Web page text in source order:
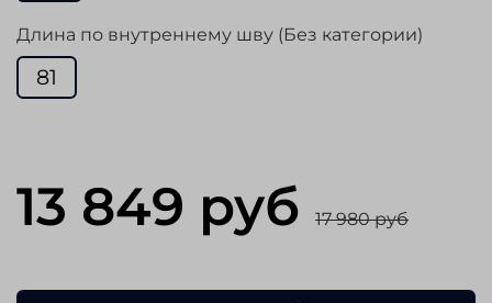
Длина по внутреннему шву (Без категории)
81
13 849 руб 17 980 руб